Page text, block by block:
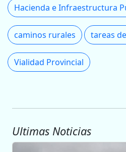
caminos rurales tareas
Vialidad Provincial
Ultimas Noticias